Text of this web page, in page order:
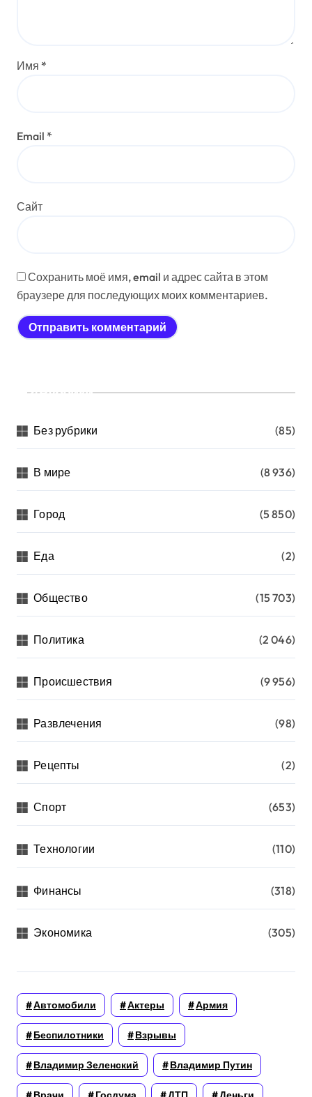
Имя *
Email *
Сайт
Сохранить моё имя, email и адрес сайта в этом
браузере для последующих моих комментариев.
Рубрики
Без рубрики (85)
В мире (8 936)
Город (5 850)
Еда (2)
Общество (15 703)
Политика (2 046)
Происшествия (9 956)
Развлечения (98)
Рецепты (2)
Спорт (653)
Технологии (110)
Финансы (318)
Экономика (305)
Автомобили Актеры Армия
Беспилотники Взрывы
Владимир Зеленский Владимир Путин